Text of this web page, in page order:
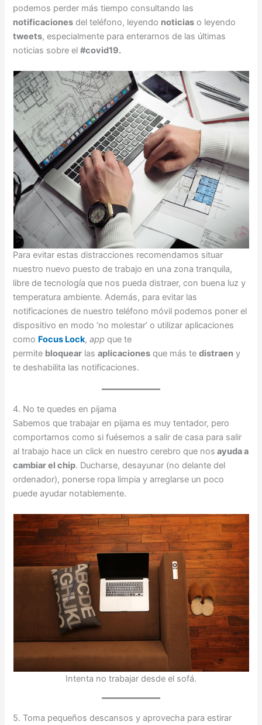
podemos perder más tiempo consultando las
notificaciones del teléfono, leyendo noticias o leyendo
tweets, especialmente para enterarnos de las últimas
noticias sobre el#covid19.
Para evitar estas distracciones recomendamos situar
nuestro nuevo puesto de trabajo en una zona tranquila,
libre de tecnología que nos pueda distraer, con buena luz y
temperatura ambiente. Además, para evitar las
notificaciones de nuestro teléfono móvil podemos poner el
dispositivo en modo ‘no molestar’ o utilizar aplicaciones
como Focus Lock,app que te
permite bloquear lasaplicaciones que más tedistraen y
te deshabilita las notificaciones.
4. No te quedes en pijama
Sabemos que trabajar en pijama es muy tentador, pero
comportarnos como si fuésemos a salir de casa para salir
al trabajo hace un click en nuestro cerebro que nos ayuda a
cambiar el chip. Ducharse, desayunar (no delante del
ordenador), ponerse ropa limpia y arreglarse un poco
puede ayudar notablemente.
Intenta no trabajar desde el sofá.
5. Toma pequeños descansos y aprovecha para estirar